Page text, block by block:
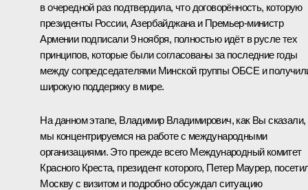
в очередной раз подтвердила, что договорённость, которую
президенты России, Азербайджана и Премьер-министр
Армении подписали 9 ноября, полностью идёт в русле тех
принципов, которые были согласованы за последние годы
между сопредседателями Минской группы ОБСЕ и
широкую поддержку в мире.
На данном этапе, Владимир Владимирович, как Вы сказали,
мы концентрируемся на работе с международными
организациями. Это прежде всего Международный комитет
Красного Креста, президент которого, Петер Маурер,
Москву с визитом и подробно обсуждал ситуацию